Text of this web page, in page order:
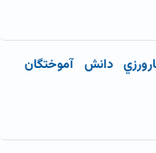
دانش آموختگان